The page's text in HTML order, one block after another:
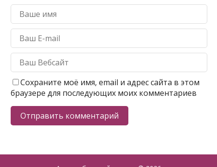
Сохраните моё имя, email и адрес сайта в этом
браузере для последующих моих комментариев